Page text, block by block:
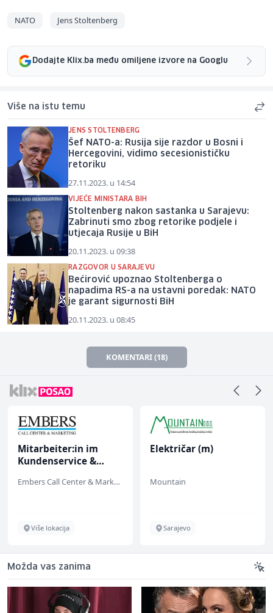
NATO Jens Stoltenberg
Dodajte Klix.ba među omiljene izvore na Googlu
Više na istu temu
JENS STOLTENBERG
Šef NATO-a: Rusija sije razdor u Bosni i
Hercegovini, vidimo secesionističku
retoriku
27.11.2023. u 14:54
VIJEĆE MINISTARA BIH
Stoltenberg nakon sastanka u Sarajevu:
Zabrinuti smo zbog retorike podjele i
utjecaja Rusije u BiH
20.11.2023. u 09:38
RAZGOVOR U SARAJEVU
Bećirović upoznao Stoltenberga o
napadima RS-a na ustavni poredak: NATO
je garant sigurnosti BiH
20.11.2023. u 08:45
KOMENTARI (18)
Mitarbeiter:in im
Kundenservice &
Embers Call Center & Marketing
Više lokacija
Električar (m)
Mountain
Sarajevo
Možda vas zanima